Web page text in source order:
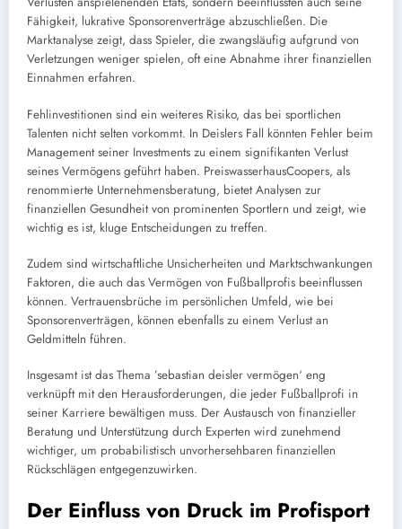
Fähigkeit, lukrative Sponsorenverträge abzuschließen. Die
Marktanalyse zeigt, dass Spieler, die zwangsläufig aufgrund von
Verletzungen weniger spielen, oft eine Abnahme ihrer finanziellen
Einnahmen erfahren.
Fehlinvestitionen sind ein weiteres Risiko, das bei sportlichen
Talenten nicht selten vorkommt. In Deislers Fall könnten Fehler beim
Management seiner Investments zu einem signifikanten Verlust
seines Vermögens geführt haben. PreiswasserhausCoopers, als
renommierte Unternehmensberatung, bietet Analysen zur
finanziellen Gesundheit von prominenten Sportlern und zeigt, wie
wichtig es ist, kluge Entscheidungen zu treffen.
Zudem sind wirtschaftliche Unsicherheiten und Marktschwankungen
Faktoren, die auch das Vermögen von Fußballprofis beeinflussen
können. Vertrauensbrüche im persönlichen Umfeld, wie bei
Sponsorenverträgen, können ebenfalls zu einem Verlust an
Geldmitteln führen.
Insgesamt ist das Thema ’sebastian deisler vermögen‘ eng
verknüpft mit den Herausforderungen, die jeder Fußballprofi in
seiner Karriere bewältigen muss. Der Austausch von finanzieller
Beratung und Unterstützung durch Experten wird zunehmend
wichtiger, um probabilistisch unvorhersehbaren finanziellen
Rückschlägen entgegenzuwirken.
Der Einfluss von Druck im Profisport